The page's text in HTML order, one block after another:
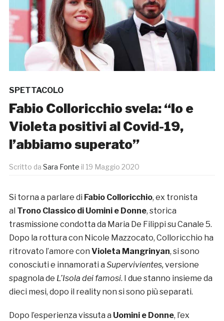
SPETTACOLO
Fabio Colloricchio svela: “Io e
Violeta positivi al Covid-19,
l’abbiamo superato”
Scritto da Sara Fonte il 19 Maggio 2020
Si torna a parlare di Fabio Colloricchio, ex tronista
al Trono Classico di Uomini e Donne, storica
trasmissione condotta da Maria De Filippi su Canale 5.
Dopo la rottura con Nicole Mazzocato, Colloricchio ha
ritrovato l’amore con Violeta Mangrinyan, si sono
conosciuti e innamorati a Supervivientes,versione
spagnola de L’Isola dei famosi. I due stanno insieme da
dieci mesi, dopo il reality non si sono più separati.
Dopo l’esperienza vissuta a Uomini e Donne, l’ex